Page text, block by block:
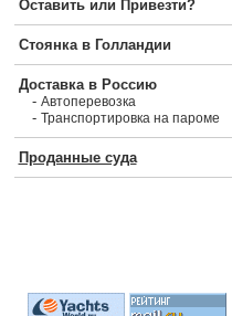
Оставить или Привезти?
Стоянка в Голландии
Доставка в Россию
- Автоперевозка
- Транспортировка на пароме
Проданные суда